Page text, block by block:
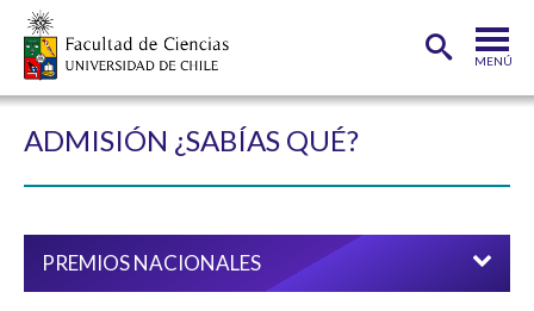
MENÚ
CARRERAS
ADMISIÓN ¿SABÍAS QUÉ?
PREMIOS NACIONALES